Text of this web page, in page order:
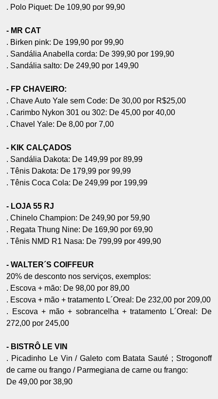
. Polo Piquet: De 109,90 por 99,90
- MR CAT
. Birken pink: De 199,90 por 99,90
. Sandália Anabella corda: De 399,90 por 199,90
. Sandália salto: De 249,90 por 149,90
- FP CHAVEIRO:
. Chave Auto Yale sem Code: De 30,00 por R$25,00
. Carimbo Nykon 301 ou 302: De 45,00 por 40,00
. Chavel Yale: De 8,00 por 7,00
- KIK CALÇADOS
. Sandália Dakota: De 149,99 por 89,99
. Tênis Dakota: De 179,99 por 99,99
. Tênis Coca Cola: De 249,99 por 199,99
- LOJA 55 RJ
. Chinelo Champion: De 249,90 por 59,90
. Regata Thung Nine: De 169,90 por 69,90
. Tênis NMD R1 Nasa: De 799,99 por 499,90
- WALTER´S COIFFEUR
20% de desconto nos serviços, exemplos:
. Escova + mão: De 98,00 por 89,00
. Escova + mão + tratamento L´Oreal: De 232,00 por 209,00
. Escova + mão + sobrancelha + tratamento L´Oreal: De
272,00 por 245,00
- BISTRÔ LE VIN
. Picadinho Le Vin / Galeto com Batata Sauté ; Strogonoff
de carne ou frango / Parmegiana de carne ou frango:
De 49,00 por 38,90